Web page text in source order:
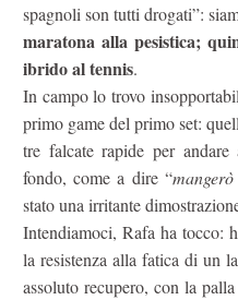
spagnoli son tutti drogati”:
maratona alla pesistica;
ibrido al tennis.
In campo lo trovo
primo game del primo set:
tre falcate rapide per
fondo, come a dire “
stato una irritante
Intendiamoci, Rafa ha tocco:
la resistenza alla fatica di un
assoluto recupero, con la